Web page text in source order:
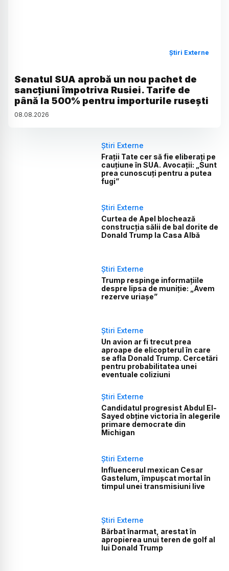
Știri Externe
Senatul SUA aprobă un nou pachet de
sancțiuni împotriva Rusiei. Tarife de
până la 500% pentru importurile rusești
08.08.2026
Știri Externe
Frații Tate cer să fie eliberați pe
cauțiune în SUA. Avocații: „Sunt
prea cunoscuți pentru a putea
fugi”
Știri Externe
Curtea de Apel blochează
construcția sălii de bal dorite de
Donald Trump la Casa Albă
Știri Externe
Trump respinge informațiile
despre lipsa de muniție: „Avem
rezerve uriașe”
Știri Externe
Un avion ar fi trecut prea
aproape de elicopterul în care
se afla Donald Trump. Cercetări
pentru probabilitatea unei
eventuale coliziuni
Știri Externe
Candidatul progresist Abdul El-
Sayed obține victoria în alegerile
primare democrate din
Michigan
Știri Externe
Influencerul mexican Cesar
Gastelum, împușcat mortal în
timpul unei transmisiuni live
Știri Externe
Bărbat înarmat, arestat în
apropierea unui teren de golf al
lui Donald Trump